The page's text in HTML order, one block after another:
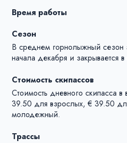
Время работы
Сезон
В среднем горнолыжный сезон
начала декабря и закрывается
Стоимость скипассов
Стоимость дневного скипасса
39.50 для взрослых, € 39.50
молодежный.
Трассы